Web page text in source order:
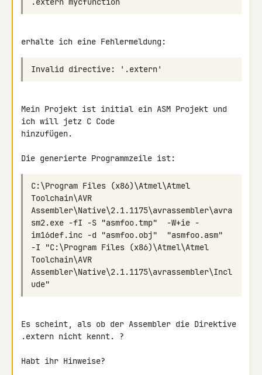
erhalte ich eine Fehlermeldung:
Mein Projekt ist initial ein ASM Projekt und
ich will jetz C Code
hinzufügen.
Die generierte Programmzeile ist:
C:\Program Files (x86)\Atmel\Atmel
Toolchain\AVR
Assembler\Native\2.1.1175\avrassembler\avra
sm2.exe -fI -S "asmfoo.tmp"  -W+ie -
im16def.inc -d "asmfoo.obj"  "asmfoo.asm"
-I "C:\Program Files (x86)\Atmel\Atmel
Toolchain\AVR
Assembler\Native\2.1.1175\avrassembler\Incl
Es scheint, als ob der Assembler die Direktive
.extern nicht kennt. ?
Habt ihr Hinweise?